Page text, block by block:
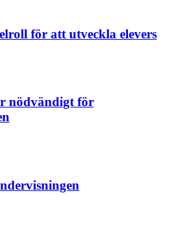
för att utveckla elevers
nödvändigt för